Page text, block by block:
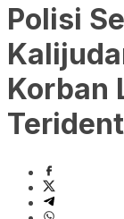
Polisi
Korban